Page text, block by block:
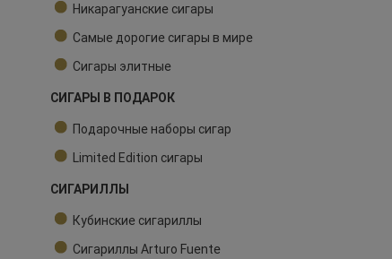
Никарагуанские сигары
Самые дорогие сигары в мире
Сигары элитные
СИГАРЫ В ПОДАРОК
Подарочные наборы сигар
Limited Edition сигары
СИГАРИЛЛЫ
Кубинские сигариллы
Сигариллы Arturo Fuente